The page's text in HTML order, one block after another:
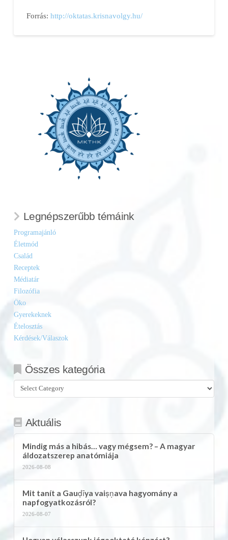
Forrás: http://oktatas.krisnavolgy.hu/
Legnépszerűbb témáink
Programajánló
Életmód
Család
Receptek
Médiatár
Filozófia
Öko
Gyerekeknek
Ételosztás
Kérdések/Válaszok
Összes kategória
Összes
kategória
Aktuális
Mindig más a hibás… vagy mégsem? – A magyar
áldozatszerep anatómiája
2026-08-08
Mit tanít a Gauḍīya vaiṣṇava hagyomány a
napfogyatkozásról?
2026-08-07